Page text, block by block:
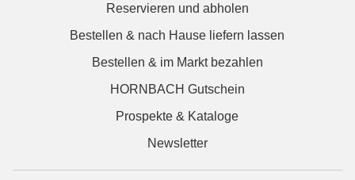
Reservieren und abholen
Bestellen & nach Hause liefern lassen
Bestellen & im Markt bezahlen
HORNBACH Gutschein
Prospekte & Kataloge
Newsletter